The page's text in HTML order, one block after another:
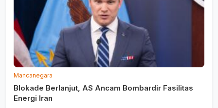
Mancanegara
Blokade Berlanjut, AS Ancam Bombardir Fasilitas
Energi Iran